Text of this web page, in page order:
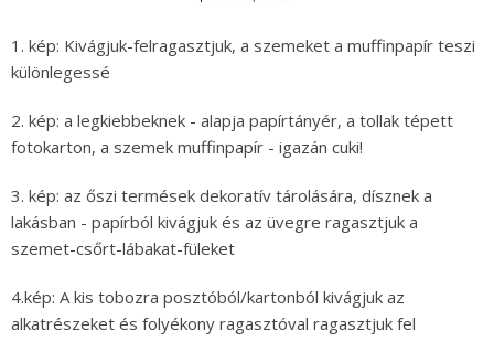
1. kép: Kivágjuk-felragasztjuk, a szemeket a muffinpapír teszi
különlegessé
2. kép: a legkiebbeknek - alapja papírtányér, a tollak tépett
fotokarton, a szemek muffinpapír - igazán cuki!
3. kép: az őszi termések dekoratív tárolására, dísznek a
lakásban - papírból kivágjuk és az üvegre ragasztjuk a
szemet-csőrt-lábakat-füleket
4.kép: A kis tobozra posztóból/kartonból kivágjuk az
alkatrészeket és folyékony ragasztóval ragasztjuk fel